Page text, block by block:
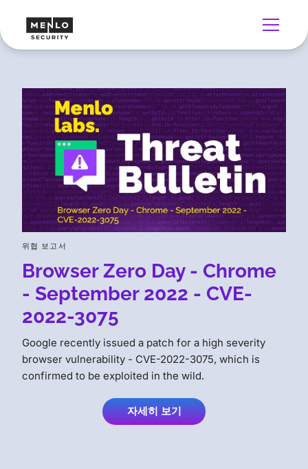
위협 보고서
Browser Zero Day - Chrome
- September 2022 - CVE-
2022-3075
Google recently issued a patch for a high severity
browser vulnerability - CVE-2022-3075, which is
confirmed to be exploited in the wild.
자세히 보기